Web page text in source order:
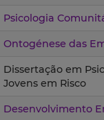
Psicologia
Ontogénese das
Dissertação em
Jovens em Risco
Desenvolvimento